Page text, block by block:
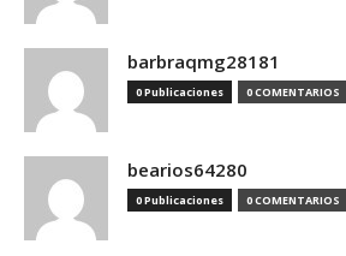
barbraqmg28181
0 Publicaciones 0 COMENTARIOS
bearios64280
0 Publicaciones 0 COMENTARIOS